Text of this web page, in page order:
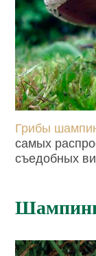
Грибы
самых
съедобных